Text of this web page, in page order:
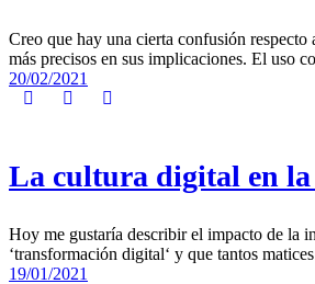
Creo que hay una cierta confusión
más precisos en sus implicaciones. El uso
20/02/2021
La cultura digital en la
Hoy me gustaría describir el impacto de la
‘transformación digital‘ y que tantos
19/01/2021